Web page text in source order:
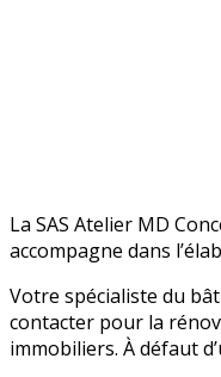
La SAS Atelier MD
accompagne dans
Votre spécialiste du
contacter pour la
immobiliers. À défaut